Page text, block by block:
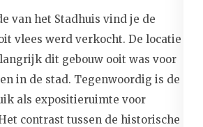
van het Stadhuis vind je de
vlees werd verkocht. De locatie
dit gebouw ooit was voor
in de stad. Tegenwoordig is de
als expositieruimte voor
contrast tussen de historische